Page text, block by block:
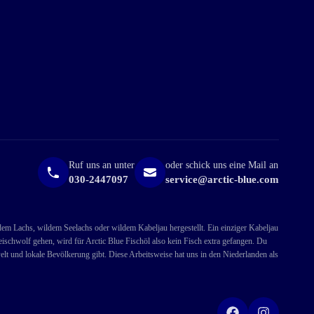
Ruf uns an unter
030-2447097
oder schick uns eine Mail an
service@arctic-blue.com
Lachs, wildem Seelachs oder wildem Kabeljau hergestellt. Ein einziger Kabeljau
gehen, wird für Arctic Blue Fischöl also kein Fisch extra gefangen. Du
und lokale Bevölkerung gibt. Diese Arbeitsweise hat uns in den Niederlanden als